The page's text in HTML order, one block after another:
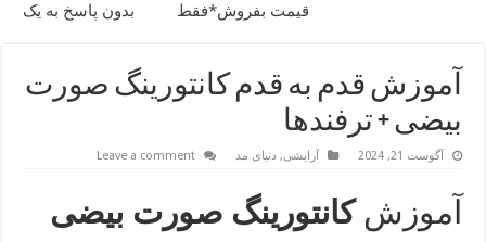
قیمت بفروش*فقط
بدون پاسخ به یک
آموزش قدم به قدم کانتورینگ صورت
بیضی + ترفندها
آگوست 21, 2024 آرایشی, دنیای مد Leave a comment
آموزشکانتورینگ صورت بیضی